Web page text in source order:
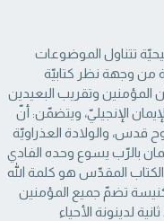
تتناول الموضوعات
من ‏وجهة نظر كتابيّة
المؤمنين وتقريب البعيدين
الإنجيليّ، ويتضمّن: أنّ
قدس، والولادة العذراويّة
بالرّب يسوع وحده الفادي
‏المقدّس هو كلمة الله
تضمّ جميع المؤمنين
لدينونة الأحياء